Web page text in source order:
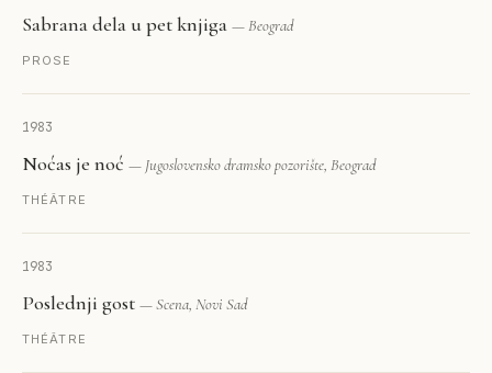
Sabrana dela u pet knjiga — Beograd
PROSE
1983
Noćas je noć — Jugoslovensko dramsko pozorište, Beograd
THÉÂTRE
1983
Poslednji gost — Scena, Novi Sad
THÉÂTRE